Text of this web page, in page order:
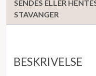
SENDES ELLER
STAVANGER
BESKRIVELSE